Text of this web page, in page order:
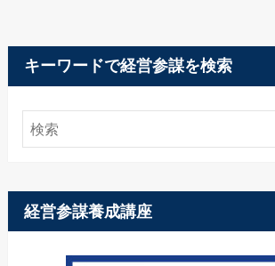
キーワードで経営参謀を検索
経営参謀養成講座